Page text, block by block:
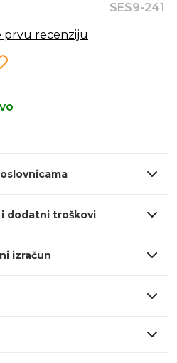
SES9-241
prvu recenziju
i dodatni troškovi
izračun